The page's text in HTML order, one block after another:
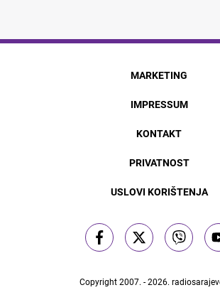
MARKETING
IMPRESSUM
KONTAKT
PRIVATNOST
USLOVI KORIŠTENJA
Copyright 2007. - 2026.